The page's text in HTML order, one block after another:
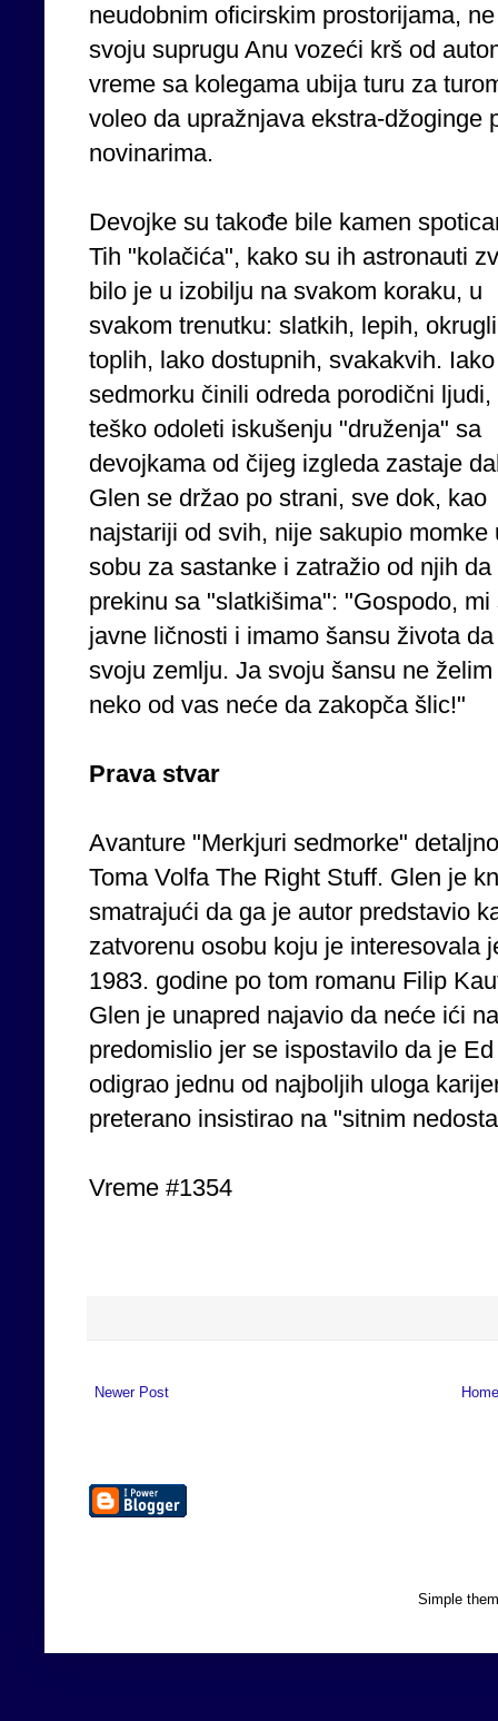
neudobnim oficirskim prostorijama,
svoju suprugu Anu vozeći krš od
vreme sa kolegama ubija turu za
voleo da upražnjava ekstra-džoginge
novinarima.
Devojke su takođe bile kamen
Tih "kolačića", kako su ih astronauti
bilo je u izobilju na svakom koraku, u
svakom trenutku: slatkih, lepih,
toplih, lako dostupnih, svakakvih.
sedmorku činili odreda porodični ljudi,
teško odoleti iskušenju "druženja" sa
devojkama od čijeg izgleda zastaje
Glen se držao po strani, sve dok, kao
najstariji od svih, nije sakupio momke
sobu za sastanke i zatražio od njih da
prekinu sa "slatkišima": "Gospodo, mi
javne ličnosti i imamo šansu života
svoju zemlju. Ja svoju šansu ne
neko od vas neće da zakopča šlic!"
Prava stvar
Avanture "Merkjuri sedmorke"
Toma Volfa The Right Stuff. Glen je
smatrajući da ga je autor predstavio
zatvorenu osobu koju je interesovala
1983. godine po tom romanu Filip
Glen je unapred najavio da neće ići
predomislio jer se ispostavilo da je
odigrao jednu od najboljih uloga
preterano insistirao na "sitnim
Vreme #1354
Newer Post Home
Simple